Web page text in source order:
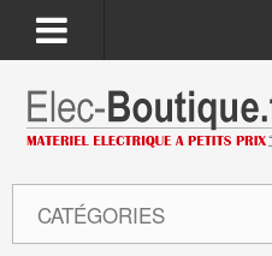
CATÉGORIES